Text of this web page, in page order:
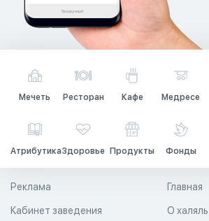
Мечеть Ресторан Кафе Медресе
АтрибутикаЗдоровье Продукты Фонды
Главная
О халяль
Реклама
Кабинет заведения